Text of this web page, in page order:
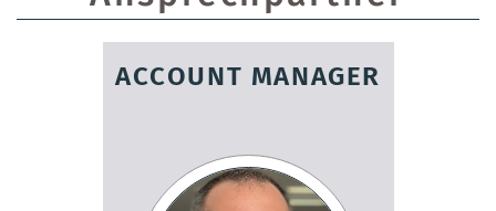
ACCOUNT MANAGER